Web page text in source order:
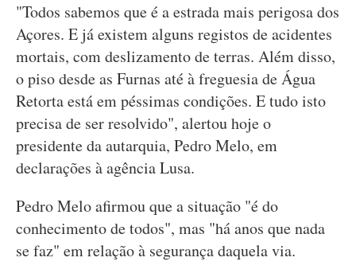
"Todos sabemos que é a estrada mais perigosa dos
Açores. E já existem alguns registos de acidentes
mortais, com deslizamento de terras. Além disso,
o piso desde as Furnas até à freguesia de Água
Retorta está em péssimas condições. E tudo isto
precisa de ser resolvido", alertou hoje o
presidente da autarquia, Pedro Melo, em
declarações à agência Lusa.
Pedro Melo afirmou que a situação "é do
conhecimento de todos", mas "há anos que nada
se faz" em relação à segurança daquela via.